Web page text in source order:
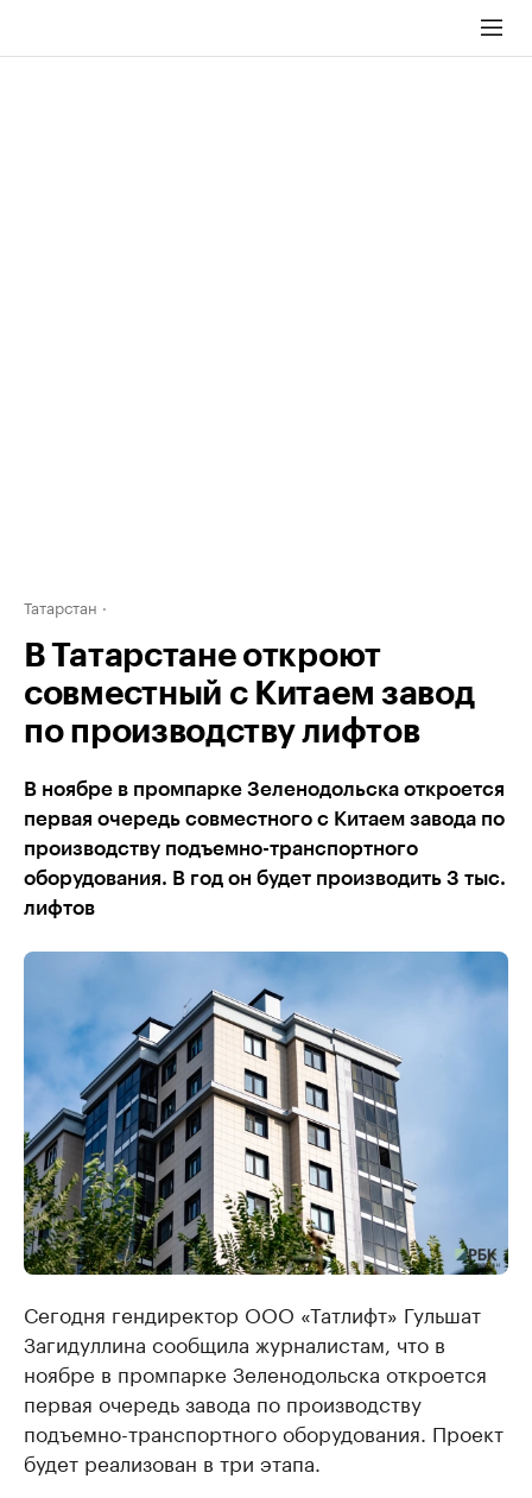
Татарстан
В Татарстане откроют
совместный с Китаем завод
по производству лифтов
В ноябре в промпарке Зеленодольска откроется
первая очередь совместного с Китаем завода по
производству подъемно-транспортного
оборудования. В год он будет производить 3 тыс.
лифтов
Сегодня гендиректор ООО «Татлифт» Гульшат
Загидуллина сообщила журналистам, что в
ноябре в промпарке Зеленодольска откроется
первая очередь завода по производству
подъемно-транспортного оборудования. Проект
будет реализован в три этапа.